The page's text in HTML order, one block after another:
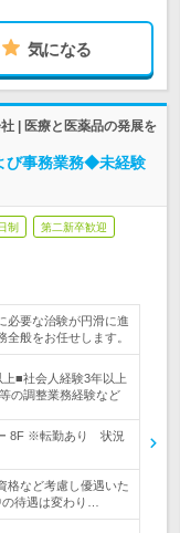
気になる
| 医療と医薬品の発展を
び事務業務◆未経験
制 第二新卒歓迎
必要な治験が円滑に進
般をお任せします。
■社会人経験3年以上
の調整業務経験など
8F ※転勤あり 状況
格など考慮し優遇いた
待遇は変わり…